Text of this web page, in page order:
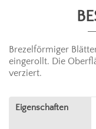
Brezelförmiger
eingerollt. Die
verziert.
Eigenschaften